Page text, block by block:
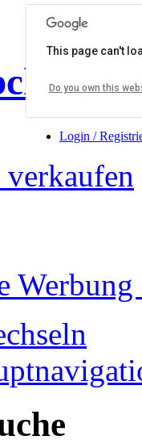
Login /
This page can't
Do you own this